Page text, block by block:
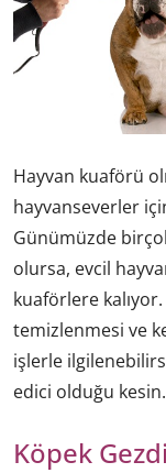
Hayvan kuaförü
hayvanseverler
Günümüzde
olursa, evcil
kuaförlere
temizlenmesi ve
işlerle
edici olduğu kesin.
Köpek